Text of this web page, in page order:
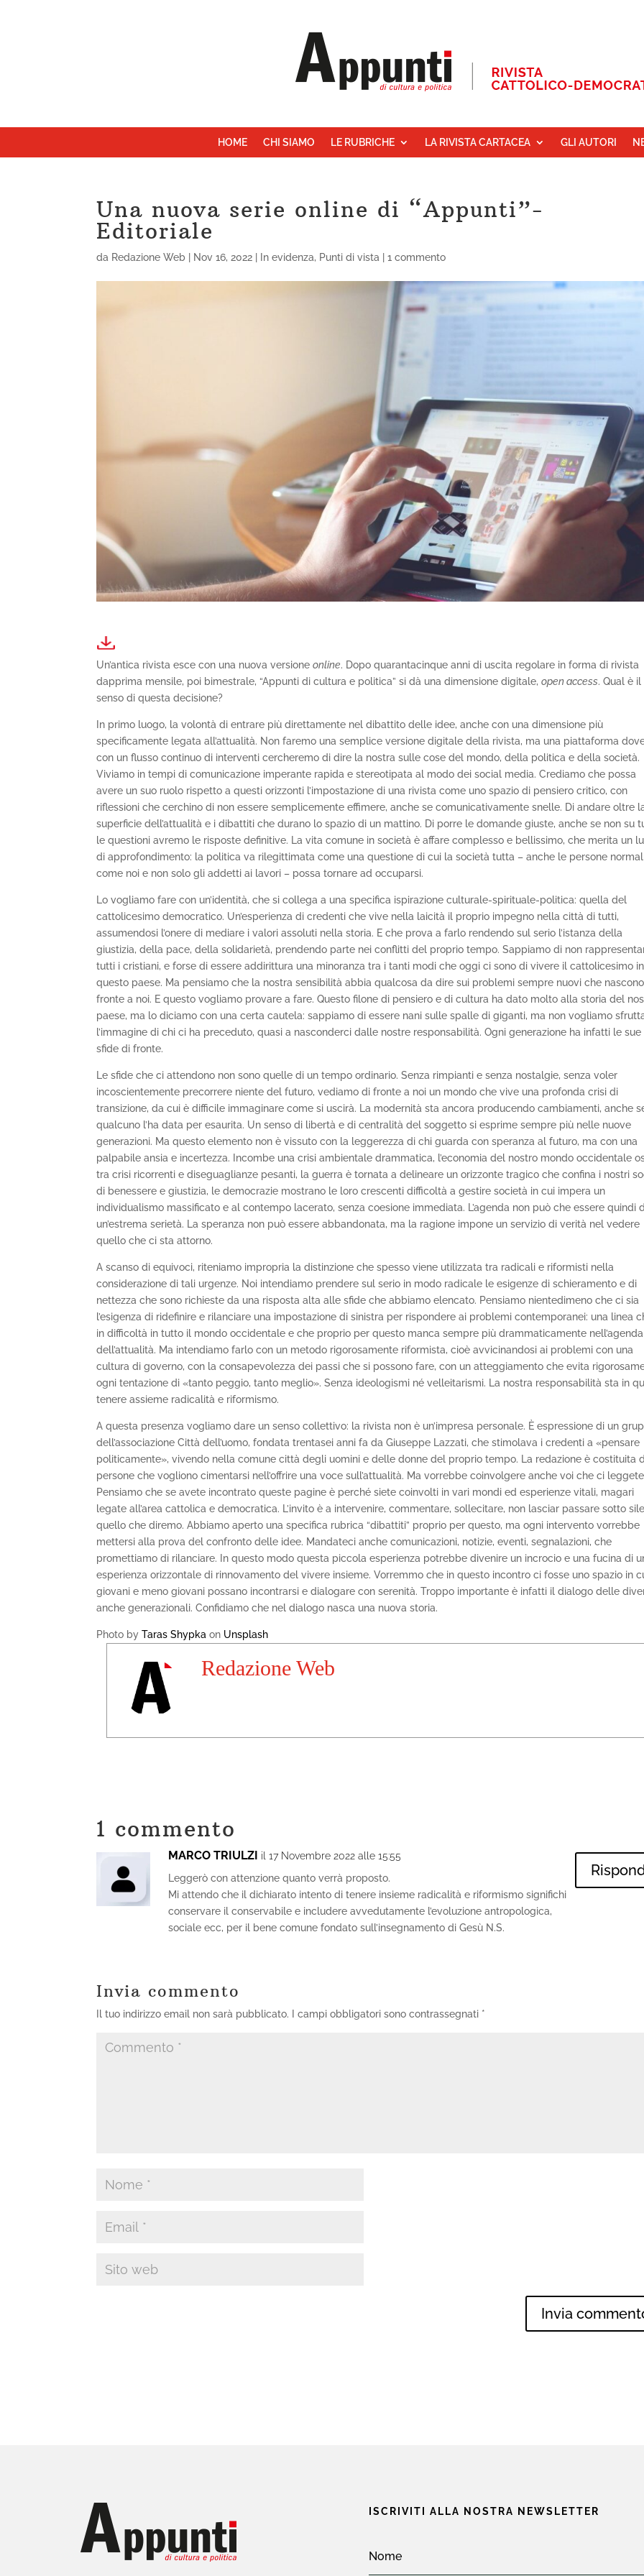
HOME CHI SIAMO LE RUBRICHE LA RIVISTA CARTACEA GLI AUTORI
Una nuova serie online di “Appunti”-
Editoriale
da Redazione Web Nov 16, 2022 In evidenza, Punti di vista |1 commento
Un’antica rivista esce con una nuova versioneonline. Dopo quarantacinque anni di uscita regolare in forma di rivista
dapprima mensile, poi bimestrale, “Appunti di cultura e politica” si dà una dimensione digitale,open access. Qual è il
senso di questa decisione?
In primo luogo, la volontà di entrare più direttamente nel dibattito delle idee, anche con una dimensione più
specificamente legata all’attualità. Non faremo una semplice versione digitale della rivista, ma una piattaforma
con un flusso continuo di interventi cercheremo di dire la nostra sulle cose del mondo, della politica e della società.
Viviamo in tempi di comunicazione imperante rapida e stereotipata al modo dei social media. Crediamo che possa
avere un suo ruolo rispetto a questi orizzonti l’impostazione di una rivista come uno spazio di pensiero critico, con
riflessioni che cerchino di non essere semplicemente effimere, anche se comunicativamente snelle. Di andare oltre
superficie dell’attualità e i dibattiti che durano lo spazio di un mattino. Di porre le domande giuste, anche se non su
le questioni avremo le risposte definitive. La vita comune in società è affare complesso e bellissimo, che merita un
di approfondimento: la politica va rilegittimata come una questione di cui la società tutta – anche le persone
come noi e non solo gli addetti ai lavori – possa tornare ad occuparsi.
Lo vogliamo fare con un’identità, che si collega a una specifica ispirazione culturale-spirituale-politica: quella del
cattolicesimo democratico. Un’esperienza di credenti che vive nella laicità il proprio impegno nella città di tutti,
assumendosi l’onere di mediare i valori assoluti nella storia. E che prova a farlo rendendo sul serio l’istanza della
giustizia, della pace, della solidarietà, prendendo parte nei conflitti del proprio tempo. Sappiamo di non
tutti i cristiani, e forse di essere addirittura una minoranza tra i tanti modi che oggi ci sono di vivere il cattolicesimo in
questo paese. Ma pensiamo che la nostra sensibilità abbia qualcosa da dire sui problemi sempre nuovi che
fronte a noi. E questo vogliamo provare a fare. Questo filone di pensiero e di cultura ha dato molto alla storia del
paese, ma lo diciamo con una certa cautela: sappiamo di essere nani sulle spalle di giganti, ma non vogliamo
l’immagine di chi ci ha preceduto, quasi a nasconderci dalle nostre responsabilità. Ogni generazione ha infatti le sue
sfide di fronte.
Le sfide che ci attendono non sono quelle di un tempo ordinario. Senza rimpianti e senza nostalgie, senza voler
incoscientemente precorrere niente del futuro, vediamo di fronte a noi un mondo che vive una profonda crisi di
transizione, da cui è difficile immaginare come si uscirà. La modernità sta ancora producendo cambiamenti, anche
qualcuno l’ha data per esaurita. Un senso di libertà e di centralità del soggetto si esprime sempre più nelle nuove
generazioni. Ma questo elemento non è vissuto con la leggerezza di chi guarda con speranza al futuro, ma con una
palpabile ansia e incertezza. Incombe una crisi ambientale drammatica, l’economia del nostro mondo occidentale
tra crisi ricorrenti e diseguaglianze pesanti, la guerra è tornata a delineare un orizzonte tragico che confina i nostri
di benessere e giustizia, le democrazie mostrano le loro crescenti difficoltà a gestire società in cui impera un
individualismo massificato e al contempo lacerato, senza coesione immediata. L’agenda non può che essere quindi
un’estrema serietà. La speranza non può essere abbandonata, ma la ragione impone un servizio di verità nel vedere
quello che ci sta attorno.
A scanso di equivoci, riteniamo impropria la distinzione che spesso viene utilizzata tra radicali e riformisti nella
considerazione di tali urgenze. Noi intendiamo prendere sul serio in modo radicale le esigenze di schieramento e di
nettezza che sono richieste da una risposta alta alle sfide che abbiamo elencato. Pensiamo nientedimeno che ci sia
l’esigenza di ridefinire e rilanciare una impostazione di sinistra per rispondere ai problemi contemporanei: una linea
in difficoltà in tutto il mondo occidentale e che proprio per questo manca sempre più drammaticamente nell’agenda
dell’attualità. Ma intendiamo farlo con un metodo rigorosamente riformista, cioè avvicinandosi ai problemi con una
cultura di governo, con la consapevolezza dei passi che si possono fare, con un atteggiamento che evita
ogni tentazione di «tanto peggio, tanto meglio». Senza ideologismi né velleitarismi. La nostra responsabilità sta in
tenere assieme radicalità e riformismo.
A questa presenza vogliamo dare un senso collettivo: la rivista non è un’impresa personale. È espressione di un
dell’associazione Città dell’uomo, fondata trentasei anni fa da Giuseppe Lazzati, che stimolava i credenti a «pensare
politicamente», vivendo nella comune città degli uomini e delle donne del proprio tempo. La redazione è costituita
persone che vogliono cimentarsi nell’offrire una voce sull’attualità. Ma vorrebbe coinvolgere anche voi che ci
Pensiamo che se avete incontrato queste pagine è perché siete coinvolti in vari mondi ed esperienze vitali, magari
legate all’area cattolica e democratica. L’invito è a intervenire, commentare, sollecitare, non lasciar passare sotto
quello che diremo. Abbiamo aperto una specifica rubrica “dibattiti” proprio per questo, ma ogni intervento vorrebbe
mettersi alla prova del confronto delle idee. Mandateci anche comunicazioni, notizie, eventi, segnalazioni, che
promettiamo di rilanciare. In questo modo questa piccola esperienza potrebbe divenire un incrocio e una fucina di
esperienza orizzontale di rinnovamento del vivere insieme. Vorremmo che in questo incontro ci fosse uno spazio in
giovani e meno giovani possano incontrarsi e dialogare con serenità. Troppo importante è infatti il dialogo delle
anche generazionali. Confidiamo che nel dialogo nasca una nuova storia.
Photo byTaras Shypka on Unsplash
Redazione Web
1 commento
MARCO TRIULZI il 17 Novembre 2022 alle 15:55
Leggerò con attenzione quanto verrà proposto.
Mi attendo che il dichiarato intento di tenere insieme radicalità e riformismo significhi
conservare il conservabile e includere avvedutamente l’evoluzione antropologica,
sociale ecc, per il bene comune fondato sull’insegnamento di Gesù N.S.
Invia commento
Il tuo indirizzo email non sarà pubblicato. I campi obbligatori sono contrassegnati *
ISCRIVITI ALLA NOSTRA NEWSLETTER